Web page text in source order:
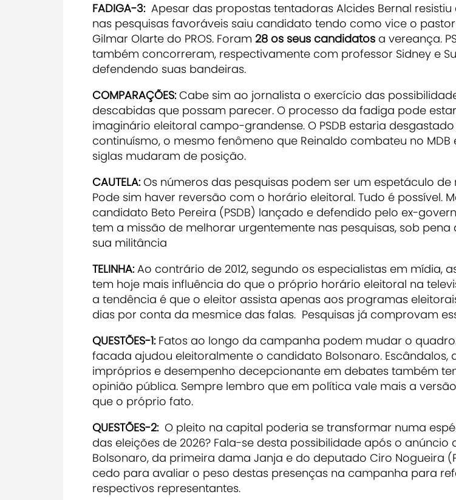
FADIGA-3: Apesar das propostas tentadoras Alcides Bernal
nas pesquisas favoráveis saiu candidato tendo como vice o
Gilmar Olarte do PROS. Foram 28 os seus candidatos a vereança.
também concorreram, respectivamente com professor Sidney e
defendendo suas bandeiras.
COMPARAÇÕES:Cabe sim ao jornalista o exercício das
descabidas que possam parecer. O processo da fadiga pode
imaginário eleitoral campo-grandense. O PSDB estaria
continuísmo, o mesmo fenômeno que Reinaldo combateu no MDB
siglas mudaram de posição.
CAUTELA: Os números das pesquisas podem ser um espetáculo de
Pode sim haver reversão com o horário eleitoral. Tudo é possível.
candidato Beto Pereira (PSDB) lançado e defendido pelo ex-
tem a missão de melhorar urgentemente nas pesquisas, sob pena
sua militância
TELINHA:Ao contrário de 2012, segundo os especialistas em mídia,
tem hoje mais influência do que o próprio horário eleitoral na
a tendência é que o eleitor assista apenas aos programas
dias por conta da mesmice das falas. Pesquisas já comprovam
QUESTÕES-1:Fatos ao longo da campanha podem mudar o
facada ajudou eleitoralmente o candidato Bolsonaro. Escândalos,
impróprios e desempenho decepcionante em debates também
opinião pública. Sempre lembro que em política vale mais a
que o próprio fato.
QUESTÕES-2: O pleito na capital poderia se transformar numa
das eleições de 2026? Fala-se desta possibilidade após o anúncio
Bolsonaro, da primeira dama Janja e do deputado Ciro Nogueira
cedo para avaliar o peso destas presenças na campanha para
respectivos representantes.